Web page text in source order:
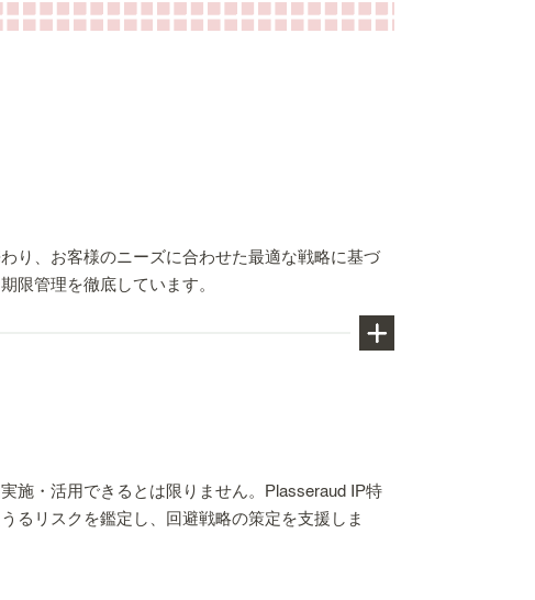
り、お客様のニーズに合わせた最適な戦略に基づ
限管理を徹底しています。
韓国）などの主要な外国官庁の審査手続
施・活用できるとは限りません。Plasseraud IP特
るリスクを鑑定し、回避戦略の策定を支援しま